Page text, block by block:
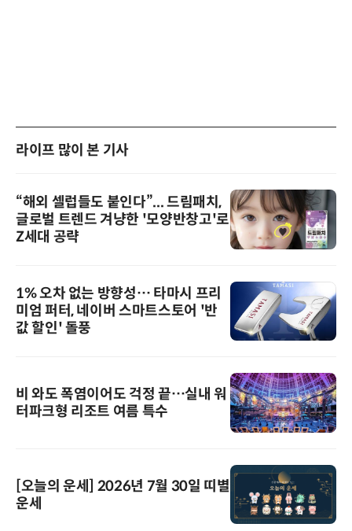
라이프 많이 본 기사
“해외 셀럽들도 붙인다”... 드림패치,
글로벌 트렌드 겨냥한 '모양반창고'로
Z세대 공략
1% 오차 없는 방향성… 타마시 프리
미엄 퍼터, 네이버 스마트스토어 '반
값 할인' 돌풍
비 와도 폭염이어도 걱정 끝…실내 워
터파크형 리조트 여름 특수
[오늘의 운세] 2026년 7월 30일 띠별
운세